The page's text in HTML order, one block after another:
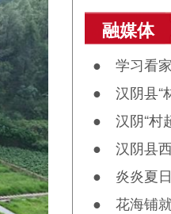
街）、民主
施交通管制
融媒体
● 学习看
关镇组织返
展活动
● 汉阴县“
● 汉阴“村
● 汉阴县西
诵读启智伴
● 炎炎夏日
● 花海铺就